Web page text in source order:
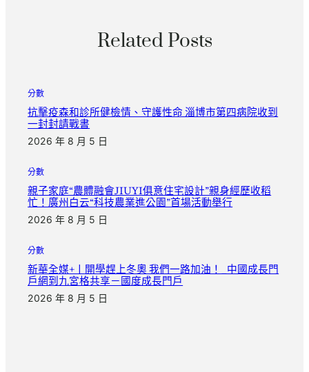
Related Posts
分數
抗擊疫森和診所健檢情、守護性命 淄博市第四病院收到
一封封請戰書
2026 年 8 月 5 日
分數
親子家庭“農體融會JIUYI俱意住宅設計”親身經歷收稻
忙！廣州白云“科技農業進公園”首場活動舉行
2026 年 8 月 5 日
分數
新華全媒+丨開學趕上冬奧 我們一路加油！_中國成長門
戶網到九宮格共享－國度成長門戶
2026 年 8 月 5 日